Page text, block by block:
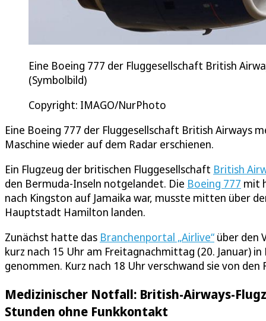
Eine Boeing 777 der Fluggesellschaft British
(Symbolbild)
Copyright: IMAGO/NurPhoto
Eine Boeing 777 der Fluggesellschaft British Airways
Maschine wieder auf dem Radar erschienen.
Ein Flugzeug der britischen Fluggesellschaft British
den Bermuda-Inseln notgelandet. Die Boeing 777 mit
nach Kingston auf Jamaika war, musste mitten über
Hauptstadt Hamilton landen.
Zunächst hatte das Branchenportal „Airlive“ über den
kurz nach 15 Uhr am Freitagnachmittag (20. Januar)
genommen. Kurz nach 18 Uhr verschwand sie von
Medizinischer Notfall: British-Airways-
Stunden ohne Funkkontakt